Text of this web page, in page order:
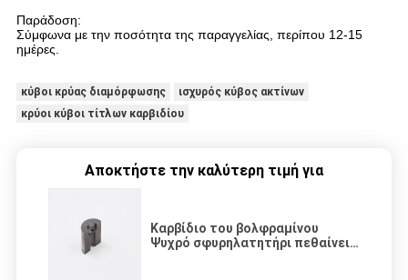
Παράδοση:
Σύμφωνα με την ποσότητα της παραγγελίας, περίπου 12-15
ημέρες.
κύβοι κρύας διαμόρφωσης
ισχυρός κύβος ακτίνων
κρύοι κύβοι τίτλων καρβιδίου
Αποκτήστε την καλύτερη τιμή για
Καρβίδιο του βολφραμίνου
Ψυχρό σφυρηλατητήρι πεθαίνει